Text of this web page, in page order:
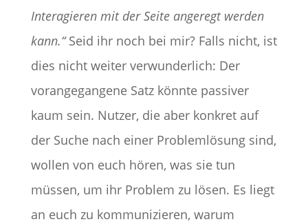
Interagieren mit der Seite angeregt werden
kann.“Seid ihr noch bei mir? Falls nicht, ist
dies nicht weiter verwunderlich: Der
vorangegangene Satz könnte passiver
kaum sein. Nutzer, die aber konkret auf
der Suche nach einer Problemlösung sind,
wollen von euch hören, was sie tun
müssen, um ihr Problem zu lösen. Es liegt
an euch zu kommunizieren, warum